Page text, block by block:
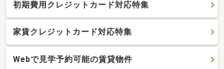
初期費用クレジットカード対応特集
家賃クレジットカード対応特集
Webで見学予約可能の賃貸物件